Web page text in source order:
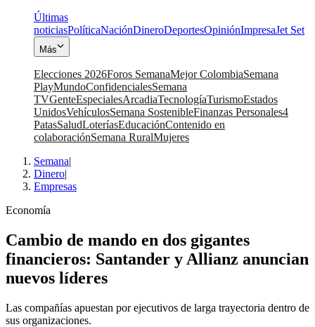
Últimas
noticiasPolíticaNaciónDineroDeportesOpiniónImpresaJet Set
Más
Elecciones 2026Foros SemanaMejor ColombiaSemana
PlayMundoConfidencialesSemana
TVGenteEspecialesArcadiaTecnologíaTurismoEstados
UnidosVehículosSemana SostenibleFinanzas Personales4
PatasSaludLoteríasEducaciónContenido en
colaboraciónSemana RuralMujeres
Semana|
Dinero|
Empresas
Economía
Cambio de mando en dos gigantes
financieros: Santander y Allianz anuncian
nuevos líderes
Las compañías apuestan por ejecutivos de larga trayectoria dentro de
sus organizaciones.